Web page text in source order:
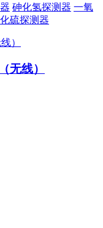
砷化氢探测器 一氧
硫探测器
无线）